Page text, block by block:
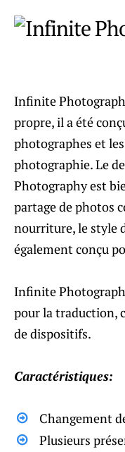
Infinite
propre, il a été
photographes et
photographie. Le
Photography est
partage de photos
nourriture, le style
également conçu
Infinite
pour la traduction,
de dispositifs.
Caractéristiques:
Changement
Plusieurs